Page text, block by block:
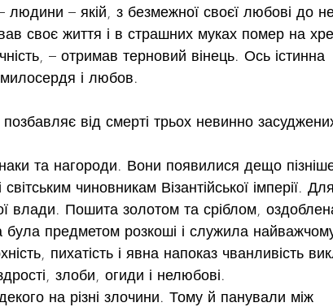
людини – якій, з безмежної своєї любові до
своє життя і в страшних муках помер на
– отримав терновий вінець. Ось істинна
і любов.
та нагороди. Вони появилися дещо
чиновникам Візантійської імперії.
влади. Пошита золотом та сріблом,
була предметом розкоші і служила
пихатість і явна напоказ чванливість
злоби, огиди і нелюбові.
на різні злочини. Тому й панували між